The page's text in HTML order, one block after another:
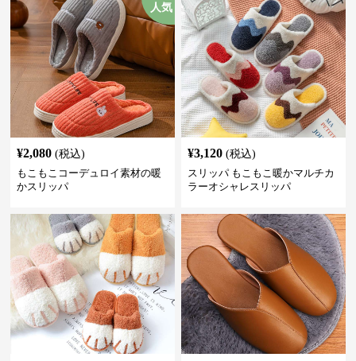
人気
¥2,080 (税込)
もこもこコーデュロイ素材の暖
かスリッパ
¥3,120 (税込)
スリッパ もこもこ暖かマルチカ
ラーオシャレスリッパ